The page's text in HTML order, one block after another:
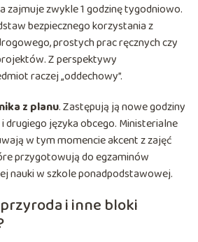
zajmuje zwykle 1 godzinę tygodniowo.
bezpiecznego korzystania z
prostych prac ręcznych czy
Z perspektywy
raczej „oddechowy”.
z planu. Zastępują ją nowe godziny
drugiego języka obcego. Ministerialne
w tym momencie akcent z zajęć
przygotowują do egzaminów
nauki w szkole ponadpodstawowej.
i inne bloki